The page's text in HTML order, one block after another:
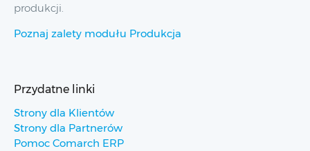
produkcji.
Poznaj zalety modułu Produkcja
Przydatne linki
Strony dla Klientów
Strony dla Partnerów
Pomoc Comarch ERP